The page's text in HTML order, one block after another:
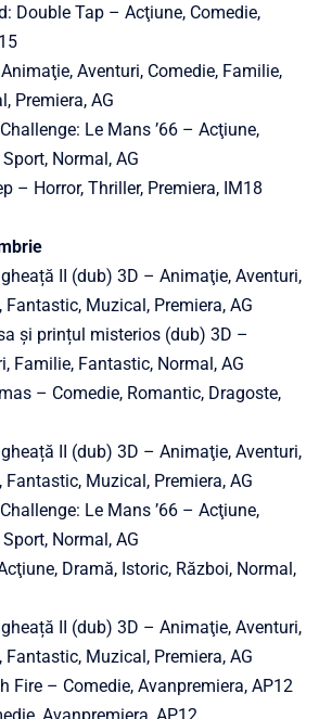
Double Tap – Acţiune, Comedie,
Aventuri, Comedie, Familie,
Premiera, AG
Le Mans ’66 – Acţiune,
Normal, AG
– Horror, Thriller, Premiera, IM18
II (dub) 3D – Animaţie, Aventuri,
Fantastic, Muzical, Premiera, AG
și prințul misterios (dub) 3D –
Familie, Fantastic, Normal, AG
– Comedie, Romantic, Dragoste,
II (dub) 3D – Animaţie, Aventuri,
Fantastic, Muzical, Premiera, AG
Le Mans ’66 – Acţiune,
Normal, AG
Dramă, Istoric, Război, Normal,
II (dub) 3D – Animaţie, Aventuri,
Fantastic, Muzical, Premiera, AG
Fire – Comedie, Avanpremiera, AP12